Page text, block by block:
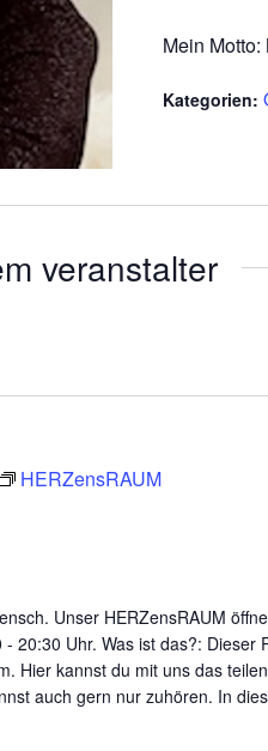
Mein
Kategorien:
veranstalter
HERZensRAUM
Unser HERZensRAUM
20:30 Uhr. Was ist das?: Dieser
Hier kannst du mit uns das
auch gern nur zuhören. In